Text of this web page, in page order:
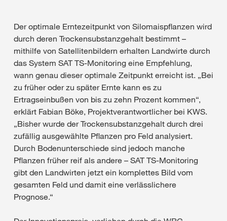
Der optimale Erntezeitpunkt von Silomaispflanzen wird
durch deren Trockensubstanzgehalt bestimmt –
mithilfe von Satellitenbildern erhalten Landwirte durch
das System SAT TS-Monitoring eine Empfehlung,
wann genau dieser optimale Zeitpunkt erreicht ist. „Bei
zu früher oder zu später Ernte kann es zu
Ertragseinbußen von bis zu zehn Prozent kommen“,
erklärt Fabian Böke, Projektverantwortlicher bei KWS.
„Bisher wurde der Trockensubstanzgehalt durch drei
zufällig ausgewählte Pflanzen pro Feld analysiert.
Durch Bodenunterschiede sind jedoch manche
Pflanzen früher reif als andere – SAT TS-Monitoring
gibt den Landwirten jetzt ein komplettes Bild vom
gesamten Feld und damit eine verlässlichere
Prognose.“